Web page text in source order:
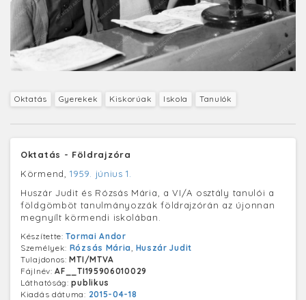
Oktatás Gyerekek Kiskorúak Iskola Tanulók
Oktatás - Földrajzóra
Körmend,1959. június 1.
Huszár Judit és Rózsás Mária, a VI/A osztály tanulói a
földgömböt tanulmányozzák földrajzórán az újonnan
megnyílt körmendi iskolában.
Készítette:Tormai Andor
Személyek: Rózsás Mária Huszár Judit
Tulajdonos:MTI/MTVA
Fájlnév:AF__TI195906010029
Láthatóság:publikus
Kiadás dátuma: 2015-04-18